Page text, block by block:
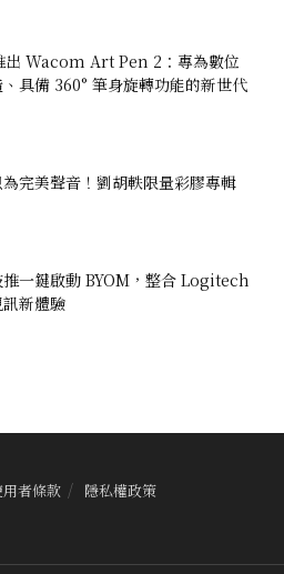
Wacom Art Pen 2：專為數位
具備 360° 筆身旋轉功能的新世代
完美聲音！劉胡軼限量彩膠專輯
推一鍵啟動 BYOM，整合 Logitech
新體驗
者條款 隱私權政策